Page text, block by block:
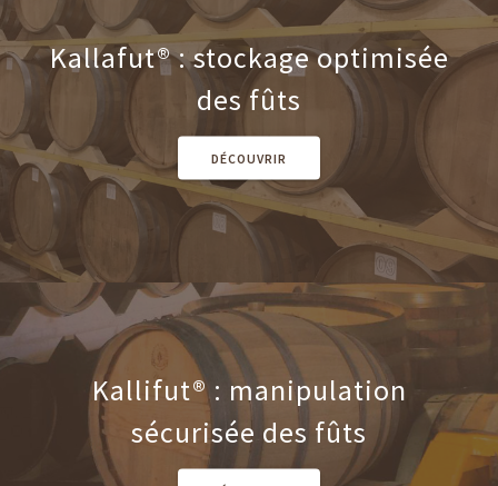
Kallafut® : stockage optimisée
des fûts
DÉCOUVRIR
Kallifut® : manipulation
sécurisée des fûts